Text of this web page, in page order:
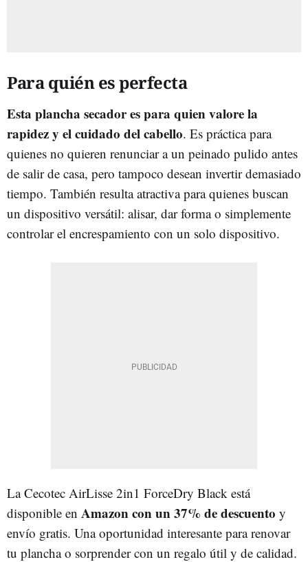
Para quién es perfecta
Esta plancha secador es para quien valore la
rapidez y el cuidado del cabello. Es práctica para
quienes no quieren renunciar a un peinado pulido antes
de salir de casa, pero tampoco desean invertir demasiado
tiempo. También resulta atractiva para quienes buscan
un dispositivo versátil: alisar, dar forma o simplemente
controlar el encrespamiento con un solo dispositivo.
La Cecotec AirLisse 2in1 ForceDry Black está
disponible en Amazon con un 37% de descuento y
envío gratis. Una oportunidad interesante para renovar
tu plancha o sorprender con un regalo útil y de calidad.